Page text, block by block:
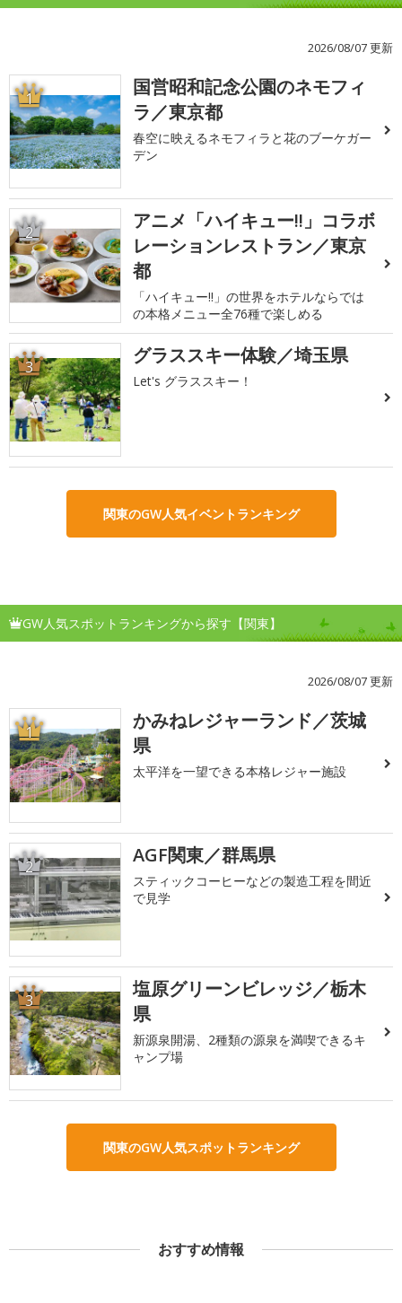
2026/08/07 更新
1
国営昭和記念公園のネモフィ
ラ／東京都
春空に映えるネモフィラと花のブーケガー
デン
2
アニメ「ハイキュー!!」コラボ
レーションレストラン／東京
都
「ハイキュー!!」の世界をホテルならでは
の本格メニュー全76種で楽しめる
3 グラススキー体験／埼玉県
Let's グラススキー！
関東のGW人気イベントランキング
GW人気スポットランキングから探す【関東】
2026/08/07 更新
1
かみねレジャーランド／茨城
県
太平洋を一望できる本格レジャー施設
2 AGF関東／群馬県
スティックコーヒーなどの製造工程を間近
で見学
3
塩原グリーンビレッジ／栃木
県
新源泉開湯、2種類の源泉を満喫できるキ
ャンプ場
関東のGW人気スポットランキング
おすすめ情報